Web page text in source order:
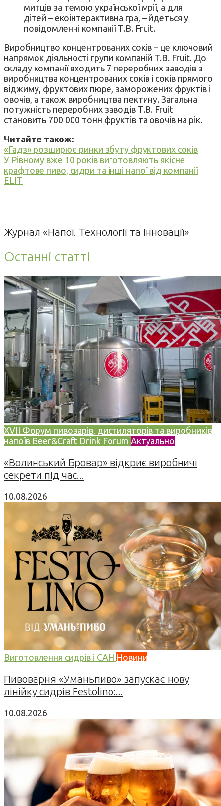
митців за темою української мрії, а для
дітей – екоінтерактивна гра, – йдеться у
повідомленні компанії T.B. Fruit.
Виробництво концентрованих соків – це ключовий
напрямок діяльності групи компаній T.B. Fruit. До
складу компанії входить 7 переробних заводів з
виробництва концентрованих соків і соків прямого
віджиму, фруктових пюре, заморожених фруктів і
овочів, а також виробництва пектину. Загальна
потужність переробних заводів T.B. Fruit
становить 700 000 тонн фруктів та овочів на рік.
Читайте також:
«Гадз» розширює ринки збуту фруктових соків
У Рівному вже 10 років виготовляють якісне
крафтове пиво, сидри та інші напої від компанії
ELIT
Журнал «Напої. Технології та Інновації»
Останні статті
XVII Форум пивоварів, дистиляторів та виробників
напоїв Beer&Craft Drink Forum Актуально
«Волинський Бровар» відкриє виробничі
секрети під час...
10.08.2026
Виготовлення сидрів і САН Новини
Пивоварня «Уманьпиво» запускає нову
лінійку сидрів Festolino:...
10.08.2026